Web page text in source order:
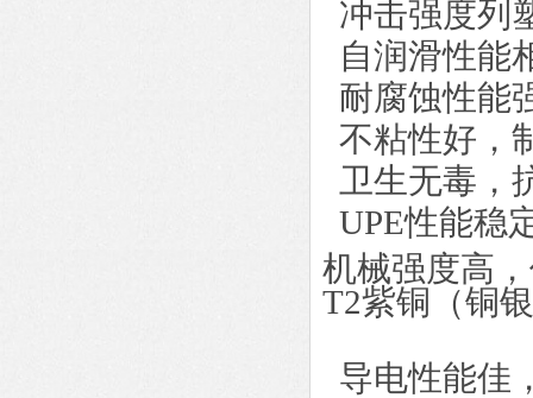
冲击强度列
自润滑性能
耐腐蚀性能
不粘性好，
卫生无毒，
UPE性能稳
机械强度高
T2紫铜（铜
导电性能佳